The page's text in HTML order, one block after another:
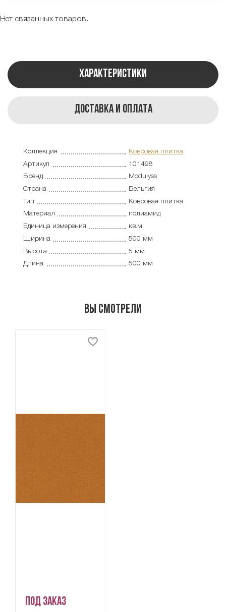
Нет связанных товаров.
Характеристики
Доставка и оплата
Коллекция
Ковровая плитка
Артикул
101498
Бренд
Modulyss
Страна
Бельгия
Тип
Ковровая плитка
Материал
полиамид
Единица измерения
кв.м
Ширина
500 мм
Высота
5 мм
Длина
500 мм
Вы смотрели
Под заказ